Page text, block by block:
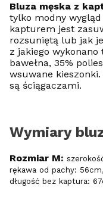
Bluza męska z
tylko modny
kapturem jest
rozsuniętą lub jak
z jakiego wykonano
bawełna, 35%
wsuwane
są ściągaczami.
Wymiary
Rozmiar M:
rękawa od pachy:
długość bez kaptura: